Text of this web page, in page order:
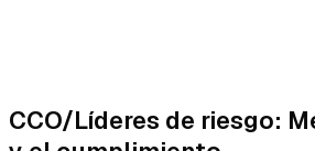
CCO/Líderes de riesgo: